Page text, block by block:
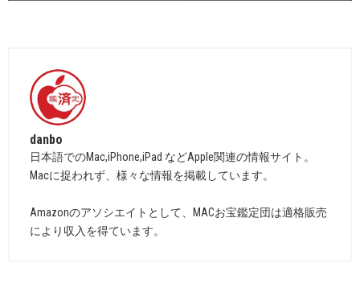
danbo
日本語でのMac,iPhone,iPad などApple関連の情報サイト。
Macに捉われず、様々な情報を掲載しています。
Amazonのアソシエイトとして、MACお宝鑑定団は適格販売
により収入を得ています。